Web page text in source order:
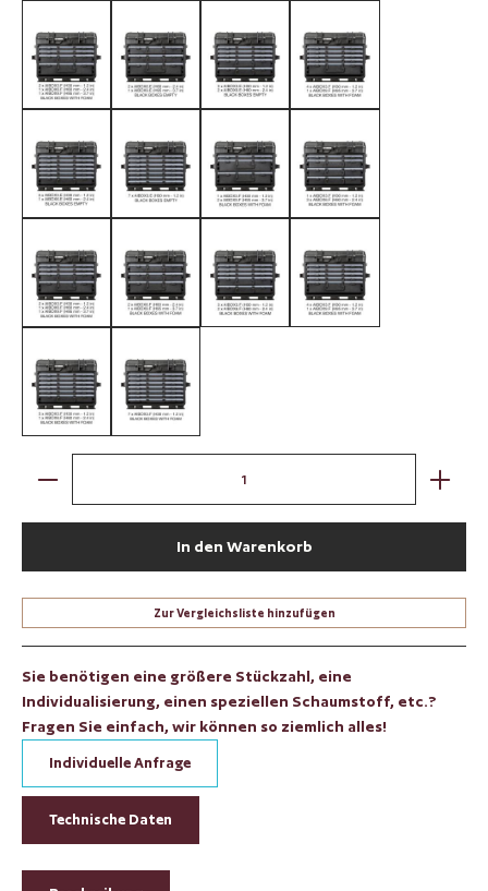
schwarz / mit 2 x AIBOX3.E - 1 x AIBOX6.E - 1 x AIBOX9.E
schwarz / mit 2 x AIBOX6.E - 1 x AIBOX9.E
schwarz / mit 3 x AIBOX3.E - 2 x
schwarz / mit 4 x
schwarz / mit 5 x AIBOX3.E - 1 x AIBOX6.E
schwarz / mit 7 x AIBOX3.Eschwarz / mit 1 x AIBOX3.F - 2 x
schwarz / mit 1 x
schwarz / mit 2 x AIBOX3.F - 1 x AIBOX6.F - 1 x AIBOX9.F
schwarz / mit 2 x AIBOX6.F - 1 x AIBOX9.F
schwarz / mit 3 x AIBOX3.F - 2 x
schwarz / mit 4 x
schwarz / mit 5 x AIBOX3.F - 1 x AIBOX6.F
schwarz / mit 7 x AIBOX3.F
Produkt Anzahl: Gib den gewünschten Wert ein oder
In den Warenkorb
Zur Vergleichsliste hinzufügen
Sie benötigen eine größere Stückzahl, eine
Individualisierung, einen speziellen Schaumstoff, etc.?
Fragen Sie einfach, wir können so ziemlich alles!
Individuelle Anfrage
Technische Daten